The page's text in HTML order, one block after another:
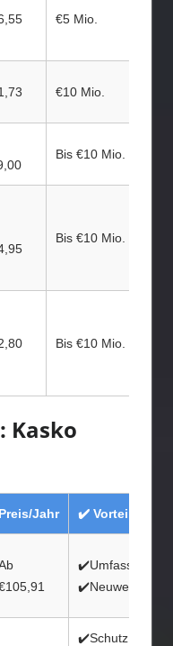
€5 Mio.
€10 Mio.
Bis €10 Mio.
Bis €10 Mio.
Bis €10 Mio.
Kasko
Preis/Jahr ✔️ Vorteile
✔️Umfassender
✔️Schutz bei